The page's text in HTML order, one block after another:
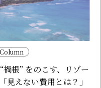
Column
根” をのこす、リゾー
見えない費用とは？」